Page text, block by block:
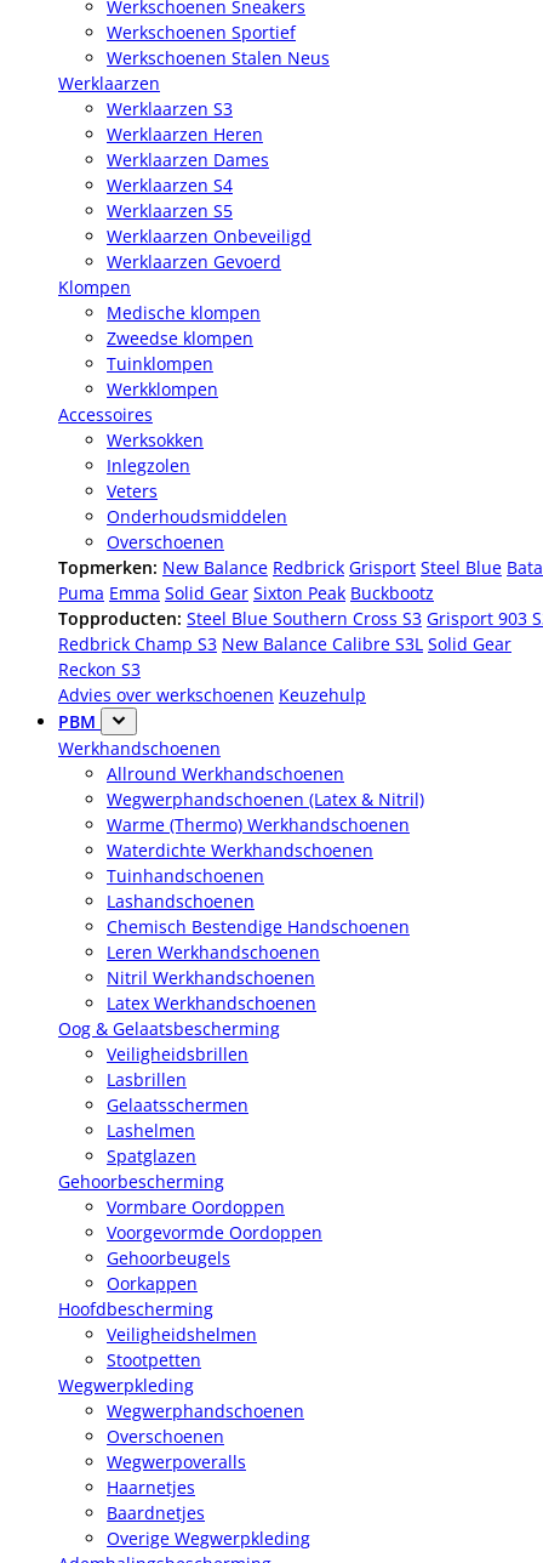
Werkschoenen Sneakers
Werkschoenen Sportief
Werkschoenen Stalen Neus
Werklaarzen
Werklaarzen S3
Werklaarzen Heren
Werklaarzen Dames
Werklaarzen S4
Werklaarzen S5
Werklaarzen Onbeveiligd
Werklaarzen Gevoerd
Klompen
Medische klompen
Zweedse klompen
Tuinklompen
Werkklompen
Accessoires
Werksokken
Inlegzolen
Veters
Onderhoudsmiddelen
Overschoenen
Topmerken: New Balance Redbrick Grisport Steel Blue Bata
Puma Emma Solid Gear Sixton Peak Buckbootz
Topproducten: Steel Blue Southern Cross S3 Grisport 903
Redbrick Champ S3 New Balance Calibre S3L Solid Gear
Reckon S3
Advies over werkschoenen Keuzehulp
PBM
Werkhandschoenen
Allround Werkhandschoenen
Wegwerphandschoenen (Latex & Nitril)
Warme (Thermo) Werkhandschoenen
Waterdichte Werkhandschoenen
Tuinhandschoenen
Lashandschoenen
Chemisch Bestendige Handschoenen
Leren Werkhandschoenen
Nitril Werkhandschoenen
Latex Werkhandschoenen
Oog & Gelaatsbescherming
Veiligheidsbrillen
Lasbrillen
Gelaatsschermen
Lashelmen
Spatglazen
Gehoorbescherming
Vormbare Oordoppen
Voorgevormde Oordoppen
Gehoorbeugels
Oorkappen
Hoofdbescherming
Veiligheidshelmen
Stootpetten
Wegwerpkleding
Wegwerphandschoenen
Overschoenen
Wegwerpoveralls
Haarnetjes
Baardnetjes
Overige Wegwerpkleding